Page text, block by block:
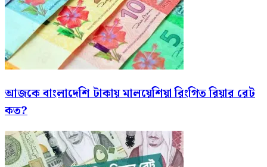
আজকে বাংলাদেশি টাকায় মালয়েশিয়া রিংগিত রিয়ার রেট
কত?